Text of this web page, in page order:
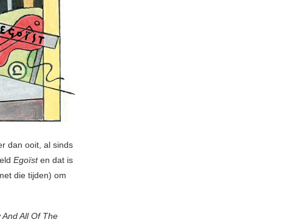
dan ooit, al sinds
Egoïsten dat is
die tijden) om
And All Of The